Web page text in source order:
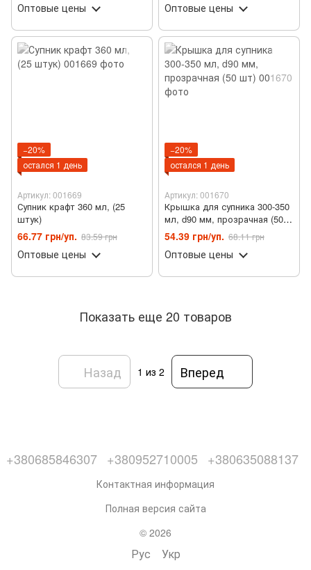
Оптовые цены Оптовые цены
−20%
остался 1 день
Артикул: 001669
Супник крафт 360 мл, (25
штук)
66.77 грн/уп. 83.59 грн
Оптовые цены
−20%
остался 1 день
Артикул: 001670
Крышка для супника 300-350
мл, d90 мм, прозрачная (50
шт)
54.39 грн/уп. 68.11 грн
Оптовые цены
Показать еще 20 товаров
Назад 1 из 2 Вперед
+380685846307 +380952710005 +380635088137
Контактная информация
Полная версия сайта
© 2026
Рус Укр